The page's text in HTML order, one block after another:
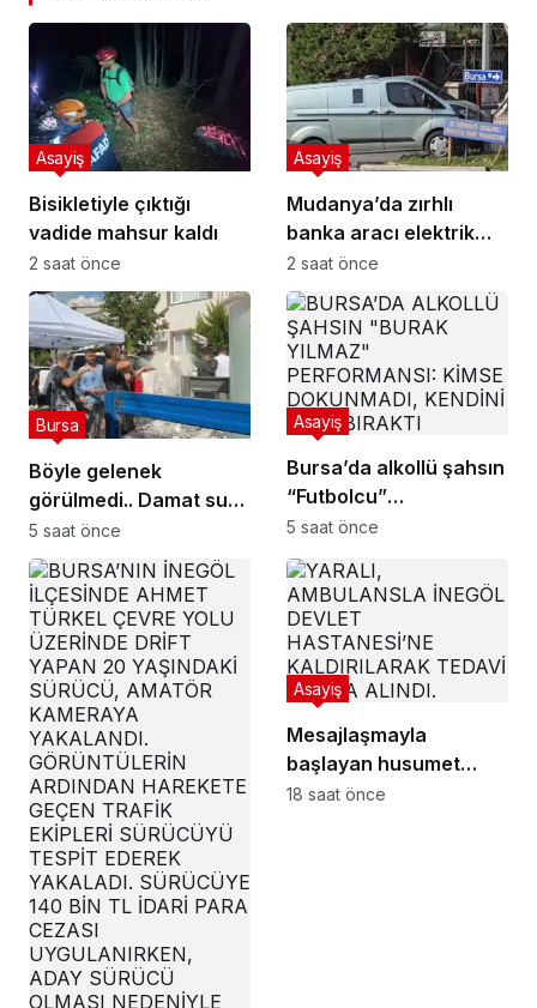
Bisikletiyle çıktığı
vadide mahsur kaldı
Asayiş
2 saat önce
Mudanya’da zırhlı
banka aracı elektrik
direğine çarptı
Asayiş
2 saat önce
Böyle gelenek
görülmedi.. Damat su
tankına atıldı
Bursa
5 saat önce
Bursa’da alkollü şahsın
“Futbolcu”
performansı: Kimse
dokunmadı, kendini
yere bıraktı
Asayiş
5 saat önce
Mesajlaşmayla
başlayan husumet
kanlı bitti
Asayiş
18 saat önce